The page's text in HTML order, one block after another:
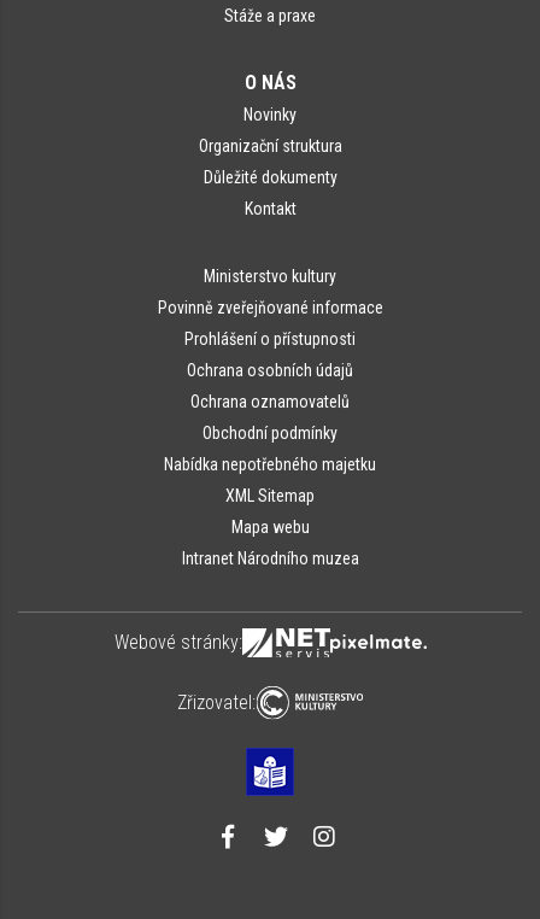
Stáže a praxe
O NÁS
Novinky
Organizační struktura
Důležité dokumenty
Kontakt
Ministerstvo kultury
Povinně zveřejňované informace
Prohlášení o přístupnosti
Ochrana osobních údajů
Ochrana oznamovatelů
Obchodní podmínky
Nabídka nepotřebného majetku
XML Sitemap
Mapa webu
Intranet Národního muzea
Webové stránky:
Zřizovatel: